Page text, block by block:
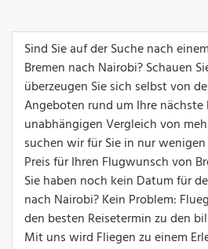
Sind Sie auf der Suche nach
Bremen nach Nairobi? Schauen
überzeugen Sie sich selbst von
Angeboten rund um Ihre
unabhängigen Vergleich von
suchen wir für Sie in nur
Preis für Ihren Flugwunsch von
Sie haben noch kein Datum für
nach Nairobi? Kein Problem:
den besten Reisetermin zu den
Mit uns wird Fliegen zu einem